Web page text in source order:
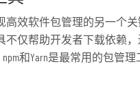
高效软件包管理的另一个
仅帮助开发者下载依赖
和Yarn是最常用的包管